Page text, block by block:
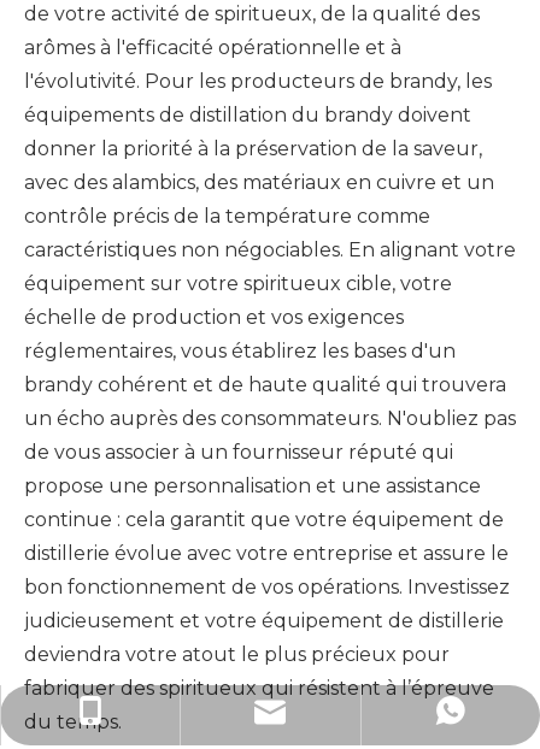
de votre activité de spiritueux, de la qualité des
arômes à l'efficacité opérationnelle et à
l'évolutivité. Pour les producteurs de brandy, les
équipements de distillation du brandy doivent
donner la priorité à la préservation de la saveur,
avec des alambics, des matériaux en cuivre et un
contrôle précis de la température comme
caractéristiques non négociables. En alignant votre
équipement sur votre spiritueux cible, votre
échelle de production et vos exigences
réglementaires, vous établirez les bases d'un
brandy cohérent et de haute qualité qui trouvera
un écho auprès des consommateurs. N'oubliez pas
de vous associer à un fournisseur réputé qui
propose une personnalisation et une assistance
continue : cela garantit que votre équipement de
distillerie évolue avec votre entreprise et assure le
bon fonctionnement de vos opérations. Investissez
judicieusement et votre équipement de distillerie
deviendra votre atout le plus précieux pour
fabriquer des spiritueux qui résistent à l’épreuve
du temps.
+ 18353130731
info@cnbeerequipment.com
+86 18353130731